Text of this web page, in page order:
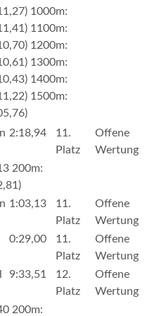
1000m:
1100m:
1200m:
1300m:
1400m:
1500m:
2:18,94
11.
Platz
Offene
Wertung
200m:
1:03,13
11.
Platz
Offene
Wertung
0:29,00
11.
Platz
Offene
Wertung
9:33,51
12.
Platz
Offene
Wertung
200m: